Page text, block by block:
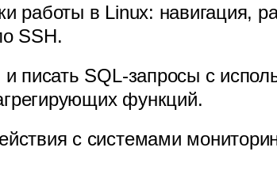
работы в Linux: навигация,
SSH.
писать SQL-запросы с
функций.
с системами